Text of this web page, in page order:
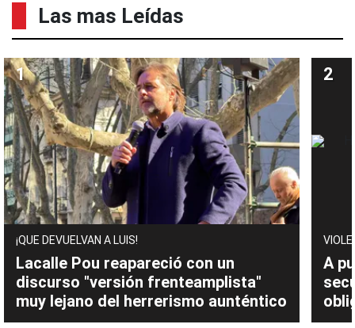
Las mas Leídas
¡QUE DEVUELVAN A LUIS!
Lacalle Pou reapareció con un
discurso "versión frenteamplista"
muy lejano del herrerismo aunténtico
A